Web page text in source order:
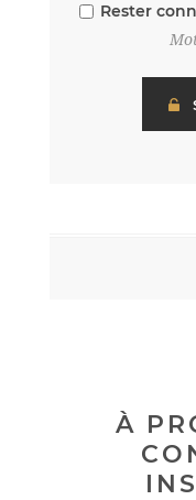
Rester
À